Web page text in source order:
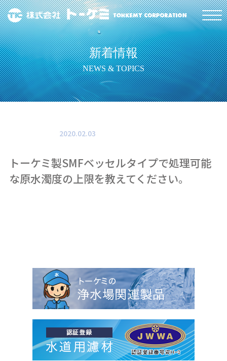
新着情報
NEWS & TOPICS
2020.02.03
トーケミ製SMFベッセルタイプで処理可能
な原水濁度の上限を教えてください。